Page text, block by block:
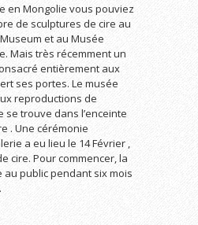
en Mongolie vous pouviez
de sculptures de cire au
et au Musée
Mais très récemment un
entièrement aux
ses portes. Le musée
reproductions de
trouve dans l’enceinte
. Une cérémonie
a eu lieu le 14 Février ,
cire. Pour commencer, la
public pendant six mois